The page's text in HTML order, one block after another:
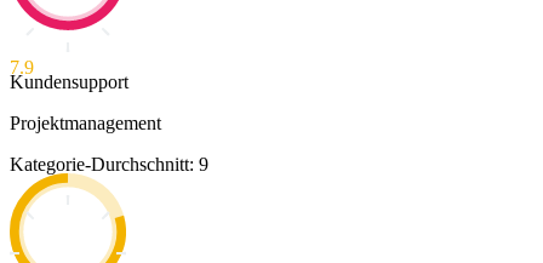
7.9
Kundensupport
Projektmanagement
Kategorie-Durchschnitt: 9